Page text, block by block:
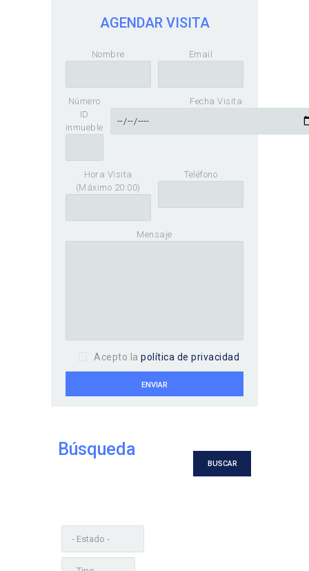
AGENDAR VISITA
Nombre Email
Número
ID
inmueble
Fecha Visita
Hora Visita
(Máximo 20:00)
Teléfono
Mensaje
Acepto lapolítica de privacidad
Búsqueda
BUSCAR